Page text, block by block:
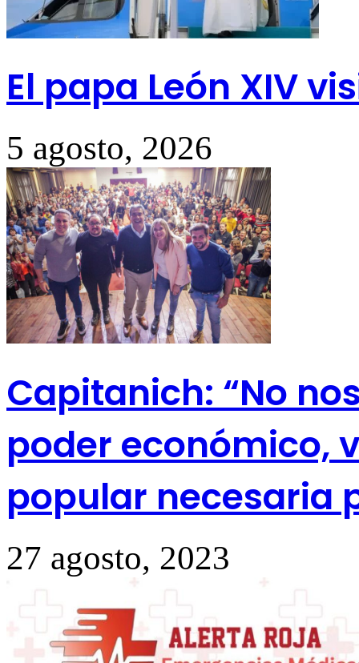
El papa León XIV
5 agosto, 2026
Capitanich: “No
poder económico,
popular necesaria
27 agosto, 2023